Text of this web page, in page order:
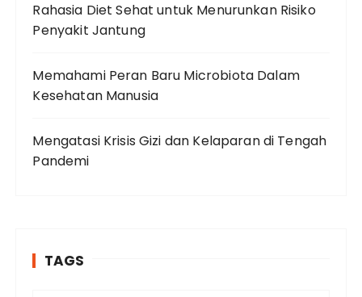
Rahasia Diet Sehat untuk Menurunkan Risiko
Penyakit Jantung
Memahami Peran Baru Microbiota Dalam
Kesehatan Manusia
Mengatasi Krisis Gizi dan Kelaparan di Tengah
Pandemi
TAGS